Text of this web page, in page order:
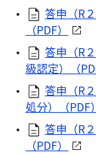
答申（R
（PDF）
答申（R
級認定）（
答申（R
処分）（PDF）
答申（R
（PDF）